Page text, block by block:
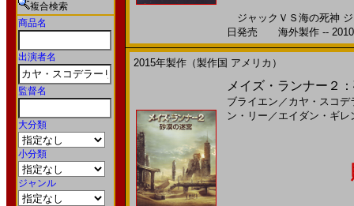
複合検索
商品名
出演者名
監督名
大分類
小分類
ジャンル
ジャックＶＳ海の死神
日発売 海外製作 -- 2010
2015年製作（製作国 アメリカ）
メイズ・ランナー２
ブライエン ／ カヤ・スコデ
ン・リー ／ エイダン・ギレ